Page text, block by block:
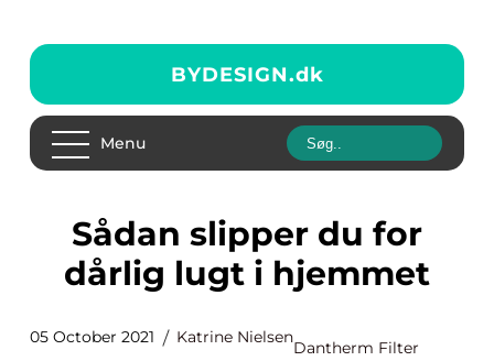
BYDESIGN.dk
Menu
Sådan slipper du for
dårlig lugt i hjemmet
05 October 2021 Katrine Nielsen
Dantherm Filter